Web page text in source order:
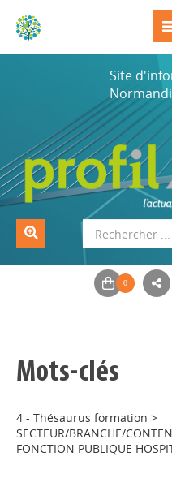
Site
Mots-clés
4 - Thésaurus formation >
SECTEUR/BRANCHE/
FONCTION PUBLIQUE